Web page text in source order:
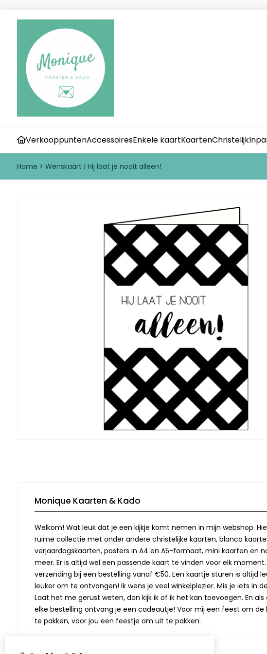
VerkooppuntenAccessoiresEnkele kaartKaartenChristelijk
Home > Wenskaart | Hij laat je nooit alleen!
Monique Kaarten & Kado
Welkom! Wat leuk dat je een kijkje komt nemen in mijn webshop.
ruime collectie met onder andere christelijke kaarten, blanco
verjaardagskaarten, posters in A4 en A5-formaat, mini kaarten en
meer. Er is altijd wel een passende kaart te vinden voor elk
verzending bij een bestelling vanaf €50. Een kaartje sturen is altijd
leuker om te ontvangen! Ik wens je veel winkelplezier. Mis je iets in
Laat het me gerust weten, dan kijk ik of ik het kan toevoegen. En als
elke bestelling ontvang je een cadeautje! Voor mij een feest om de
te pakken, voor jou een feestje om uit te pakken.